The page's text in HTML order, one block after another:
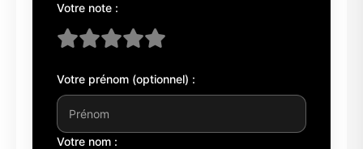
Votre note :
Votre prénom (optionnel) :
Votre nom :